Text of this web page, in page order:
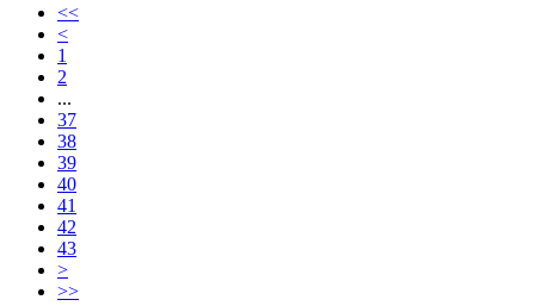
<<
<
1
2
...
37
38
39
40
41
42
43
>
>>